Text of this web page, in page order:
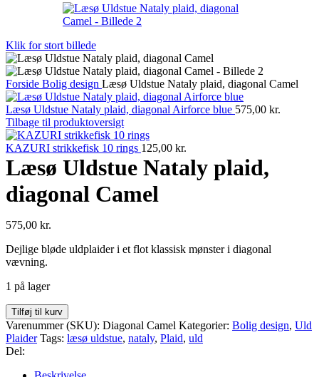
Klik for stort billede
Forside Bolig design Læsø Uldstue Nataly plaid, diagonal Camel
Læsø Uldstue Nataly plaid, diagonal Airforce blue 575,00 kr.
Tilbage til produktoversigt
KAZURI strikkefisk 10 rings 125,00 kr.
Læsø Uldstue Nataly plaid,
diagonal Camel
575,00 kr.
Dejlige bløde uldplaider i et flot klassisk mønster i diagonal
vævning.
1 på lager
Læsø
Uldstue
Nataly
plaid,
Camel
Tilføj til kurv
Varenummer (SKU): Diagonal Camel Kategorier: Bolig design, Uld
Plaider Tags: læsø uldstue, nataly, Plaid, uld
Del: